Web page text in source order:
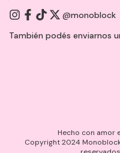
@monoblock
También podés enviarnos
Hecho con amor
Copyright 2024